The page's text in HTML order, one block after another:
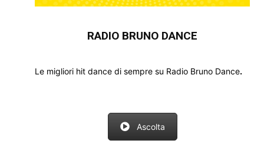
RADIO BRUNO DANCE
Le migliori hit dance di sempre su Radio Bruno Dance.
Ascolta